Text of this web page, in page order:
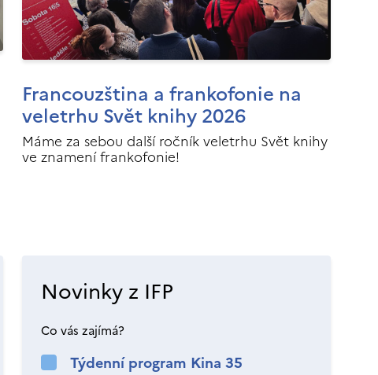
Francouzština a frankofonie na
veletrhu Svět knihy 2026
Máme za sebou další ročník veletrhu Svět knihy
ve znamení frankofonie!
Novinky z IFP
Co vás zajímá?
Týdenní program Kina 35